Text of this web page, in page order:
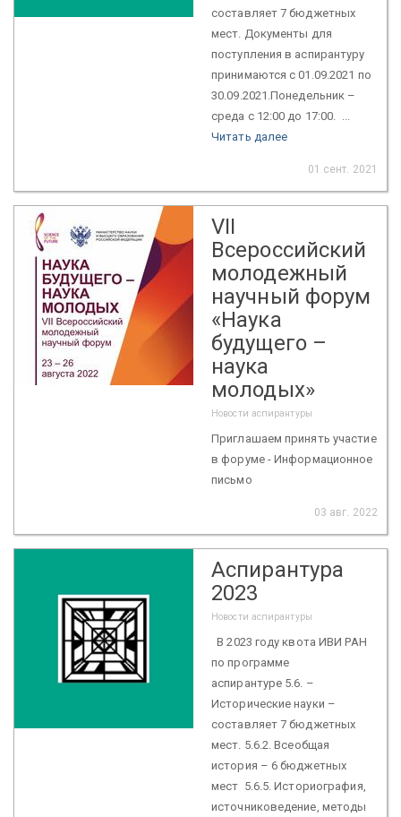
составляет 7 бюджетных
мест. Документы для
поступления в аспирантуру
принимаются с 01.09.2021 по
30.09.2021.Понедельник –
среда с 12:00 до 17:00. ...
Читать далее
01 сент. 2021
VII
Всероссийский
молодежный
научный форум
«Наука
будущего –
наука
молодых»
Новости аспирантуры
Приглашаем принять участие
в форуме - Информационное
письмо
03 авг. 2022
Аспирантура
2023
Новости аспирантуры
В 2023 году квота ИВИ РАН
по программе
аспирантуре 5.6. –
Исторические науки –
составляет 7 бюджетных
мест. 5.6.2. Всеобщая
история – 6 бюджетных
мест 5.6.5. Историография,
источниковедение, методы